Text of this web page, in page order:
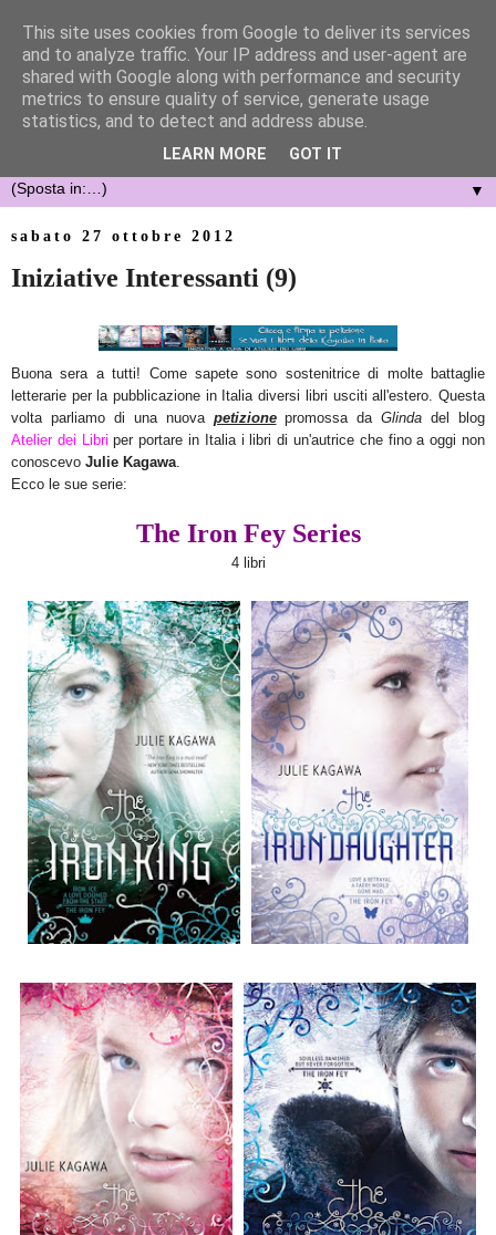
▼
sabato 27 ottobre 2012
Iniziative Interessanti (9)
Buona sera a tutti! Come sapete sono sostenitrice di molte battaglie
letterarie per la pubblicazione in Italia diversi libri usciti all'estero . Questa
volta parliamo di una nuova petizionepromossa daGlinda del blog
Atelier dei Libri per portare in Italia i libri di un'autrice che fino a oggi non
conoscevo Julie Kagawa
Ecco le sue serie:
The Iron Fey Series
4 libri
This site uses cookies from Google to deliver its services
and to analyze traffic. Your IP address and user-agent are
shared with Google along with performance and security
metrics to ensure quality of service, generate usage
statistics, and to detect and address abuse.
LEARN MORE GOT IT